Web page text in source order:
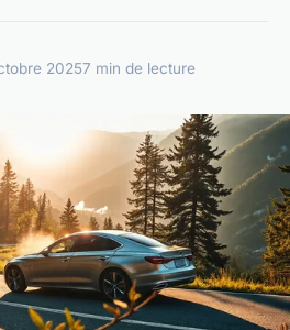
20257 min de lecture